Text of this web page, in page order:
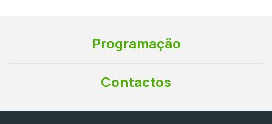
Programação
Contactos